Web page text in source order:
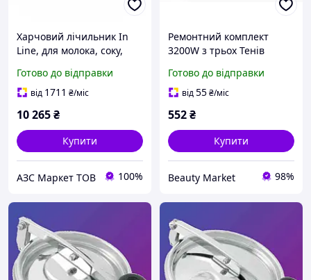
Харчовий лічильник In
Line, для молока, соку,
Готово до відправки
від 1711 ₴/міс
10 265₴
Купити
АЗС Маркет ТОВ 100%
Ремонтний комплект
3200W з трьох Тенів
електросковороди КЕ-0,51
Готово до відправки
від55₴/міс
552₴
Купити
Beauty Market 98%